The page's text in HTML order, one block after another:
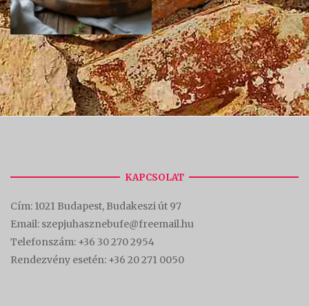
KAPCSOLAT
Cím: 1021 Budapest, Budakeszi út 97
Email: szepjuhasznebufe@freemail.hu
Telefonszám: +36 30 270 2954
Rendezvény esetén: +36 20 271 0050